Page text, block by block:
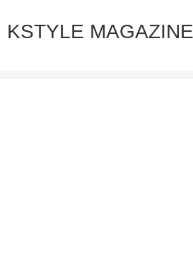
KSTYLE MAGAZINE